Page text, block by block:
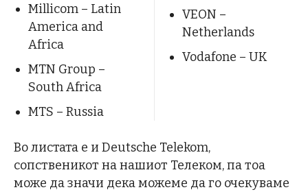
Millicom – Latin
America and
Africa
MTN Group –
South Africa
MTS – Russia
VEON –
Netherlands
Vodafone – UK
Во листата е и Deutsche Telekom,
сопственикот на нашиот Телеком, па тоа
може да значи дека можеме да го очекуваме